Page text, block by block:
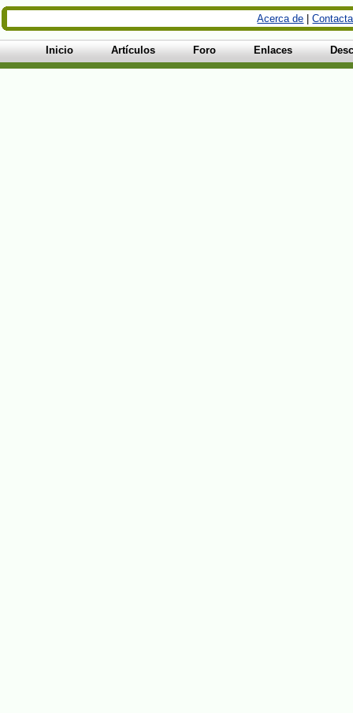
Acerca de |
Inicio Artículos Foro Enlaces